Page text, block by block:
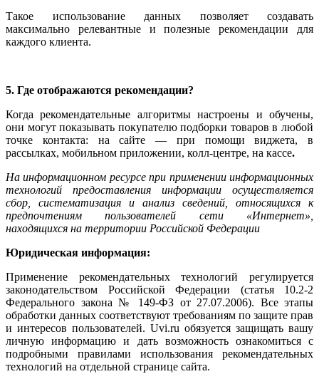
Такое использование данных позволяет создавать
максимально релевантные и полезные рекомендации для
каждого клиента.
5. Где отображаются рекомендации?
Когда рекомендательные алгоритмы настроены и обучены,
они могут показывать покупателю подборки товаров в любой
точке контакта: на сайте — при помощи виджета, в
рассылках, мобильном приложении, колл-центре, на кассе.
На информационном ресурсе при применении информационных
технологий предоставления информации осуществляется
сбор, систематизация и анализ сведений, относящихся к
предпочтениям пользователей сети «Интернет»,
находящихся на территории Российской Федерации
Юридическая информация:
Применение рекомендательных технологий регулируется
законодательством Российской Федерации (статья 10.2-2
Федерального закона № 149-ФЗ от 27.07.2006). Все этапы
обработки данных соответствуют требованиям по защите прав
и интересов пользователей. Uvi.ru обязуется защищать вашу
личную информацию и дать возможность ознакомиться с
подробными правилами использования рекомендательных
технологий на отдельной странице сайта.